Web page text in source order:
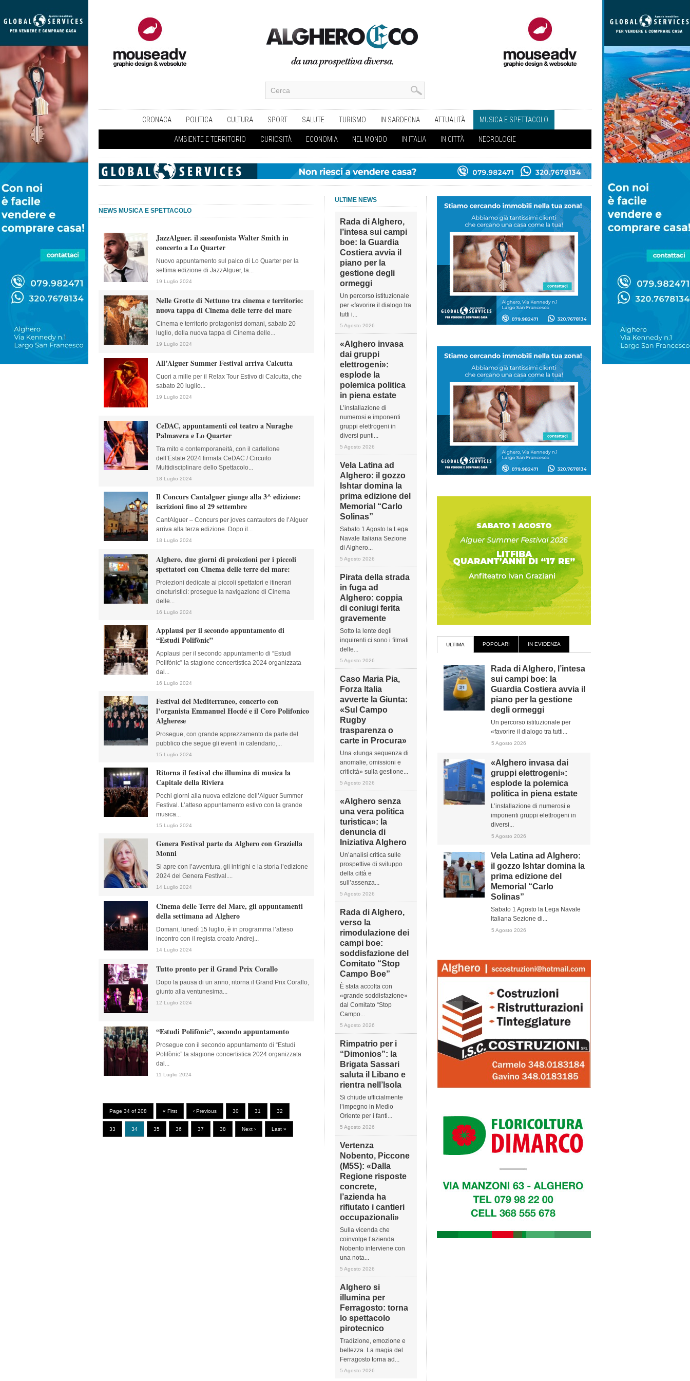
CRONACA POLITICA CULTURA SPORT SALUTE TURISMO IN SARDEGNA ATTUALITÀ MUSICA E SPETTACOLO
AMBIENTE E TERRITORIO CURIOSITÀ ECONOMIA NEL MONDO IN ITALIA IN CITTÀ NECROLOGIE
NEWS MUSICA E SPETTACOLO
JazzAlguer. il sassofonista Walter Smith in
concerto a Lo Quarter
Nuovo appuntamento sul palco di Lo Quarter per la
settima edizione di JazzAlguer, la...
19 Luglio 2024
Nelle Grotte di Nettuno tra cinema e territorio:
nuova tappa di Cinema delle terre del mare
Cinema e territorio protagonisti domani, sabato 20
luglio, della nuova tappa di Cinema delle...
19 Luglio 2024
All’Alguer Summer Festival arriva Calcutta
Cuori a mille per il Relax Tour Estivo di Calcutta, che
sabato 20 luglio...
19 Luglio 2024
CeDAC, appuntamenti col teatro a Nuraghe
Palmavera e Lo Quarter
Tra mito e contemporaneità, con il cartellone
dell’Estate 2024 firmata CeDAC / Circuito
Multidisciplinare dello Spettacolo...
18 Luglio 2024
Il Concurs Cantalguer giunge alla 3^ edizione:
iscrizioni fino al 29 settembre
CantAlguer – Concurs per joves cantautors de l’Alguer
arriva alla terza edizione. Dopo il...
18 Luglio 2024
Alghero, due giorni di proiezioni per i piccoli
spettatori con Cinema delle terre del mare:
Proiezioni dedicate ai piccoli spettatori e itinerari
cineturistici: prosegue la navigazione di Cinema
delle...
16 Luglio 2024
Applausi per il secondo appuntamento di
“Estudi Polifònic”
Applausi per il secondo appuntamento di “Estudi
Polifònic” la stagione concertistica 2024 organizzata
dal...
16 Luglio 2024
Festival del Mediterraneo, concerto con
l’organista Emmanuel Hocdé e il Coro Polifonico
Algherese
Prosegue, con grande apprezzamento da parte del
pubblico che segue gli eventi in calendario,...
15 Luglio 2024
Ritorna il festival che illumina di musica la
Capitale della Riviera
Pochi giorni alla nuova edizione dell’Alguer Summer
Festival. L’atteso appuntamento estivo con la grande
musica...
15 Luglio 2024
Genera Festival parte da Alghero con Graziella
Monni
Si apre con l’avventura, gli intrighi e la storia l’edizione
2024 del Genera Festival....
14 Luglio 2024
Cinema delle Terre del Mare, gli appuntamenti
della settimana ad Alghero
Domani, lunedì 15 luglio, è in programma l’atteso
incontro con il regista croato Andrej...
14 Luglio 2024
Tutto pronto per il Grand Prix Corallo
Dopo la pausa di un anno, ritorna il Grand Prix Corallo,
giunto alla ventunesima...
12 Luglio 2024
“Estudi Polifònic”, secondo appuntamento
Prosegue con il secondo appuntamento di “Estudi
Polifònic” la stagione concertistica 2024 organizzata
dal...
11 Luglio 2024
Page 34 of 208 « First ‹ Previous 30 31 32
33 34 35 36 37 38 Next › Last »
ULTIME NEWS
Rada di Alghero,
l’intesa sui campi
boe: la Guardia
Costiera avvia il
piano per la
gestione degli
ormeggi
Un percorso istituzionale
per «favorire il dialogo tra
tutti i...
5 Agosto 2026
«Alghero invasa
dai gruppi
elettrogeni»:
esplode la
polemica politica
in piena estate
L’installazione di
numerosi e imponenti
gruppi elettrogeni in
diversi punti...
5 Agosto 2026
Vela Latina ad
Alghero: il gozzo
Ishtar domina la
prima edizione del
Memorial “Carlo
Solinas”
Sabato 1 Agosto la Lega
Navale Italiana Sezione
di Alghero...
5 Agosto 2026
Pirata della strada
in fuga ad
Alghero: coppia
di coniugi ferita
gravemente
Sotto la lente degli
inquirenti ci sono i filmati
delle...
5 Agosto 2026
Caso Maria Pia,
Forza Italia
avverte la Giunta:
«Sul Campo
Rugby
trasparenza o
carte in Procura»
Una «lunga sequenza di
anomalie, omissioni e
criticità» sulla gestione...
5 Agosto 2026
«Alghero senza
una vera politica
turistica»: la
denuncia di
Iniziativa Alghero
Un’analisi critica sulle
prospettive di sviluppo
della città e
sull’assenza...
5 Agosto 2026
Rada di Alghero,
verso la
rimodulazione dei
campi boe:
soddisfazione del
Comitato “Stop
Campo Boe”
È stata accolta con
«grande soddisfazione»
dal Comitato “Stop
Campo...
5 Agosto 2026
Rimpatrio per i
“Dimonios”: la
Brigata Sassari
saluta il Libano e
rientra nell’Isola
Si chiude ufficialmente
l’impegno in Medio
Oriente per i fanti...
5 Agosto 2026
Vertenza
Nobento, Piccone
(M5S): «Dalla
Regione risposte
concrete,
l’azienda ha
rifiutato i cantieri
occupazionali»
Sulla vicenda che
coinvolge l’azienda
Nobento interviene con
una nota...
5 Agosto 2026
Alghero si
illumina per
Ferragosto: torna
lo spettacolo
pirotecnico
Tradizione, emozione e
bellezza. La magia del
Ferragosto torna ad...
5 Agosto 2026
ULTIMA POPOLARI IN EVIDENZA
Rada di Alghero, l’intesa
sui campi boe: la
Guardia Costiera avvia il
piano per la gestione
degli ormeggi
Un percorso istituzionale per
«favorire il dialogo tra tutti...
5 Agosto 2026
«Alghero invasa dai
gruppi elettrogeni»:
esplode la polemica
politica in piena estate
L’installazione di numerosi e
imponenti gruppi elettrogeni in
diversi...
5 Agosto 2026
Vela Latina ad Alghero:
il gozzo Ishtar domina la
prima edizione del
Memorial “Carlo
Solinas”
Sabato 1 Agosto la Lega Navale
Italiana Sezione di...
5 Agosto 2026